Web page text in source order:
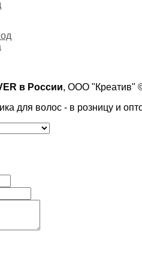
в России, ООО "Креатив"
для волос - в розницу и